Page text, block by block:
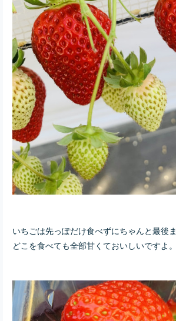
いちごは先っぽだけ食べずにちゃんと最後
どこを食べても全部甘くておいしいですよ。